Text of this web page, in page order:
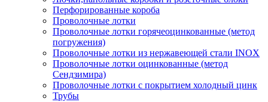
Перфорированные короба
Проволочные лотки
Проволочные лотки горячеоцинкованные (метод
погружения)
Проволочные лотки из нержавеющей стали INOX
Проволочные лотки оцинкованные (метод
Сендзимира)
Проволочные лотки с покрытием холодный цинк
Трубы